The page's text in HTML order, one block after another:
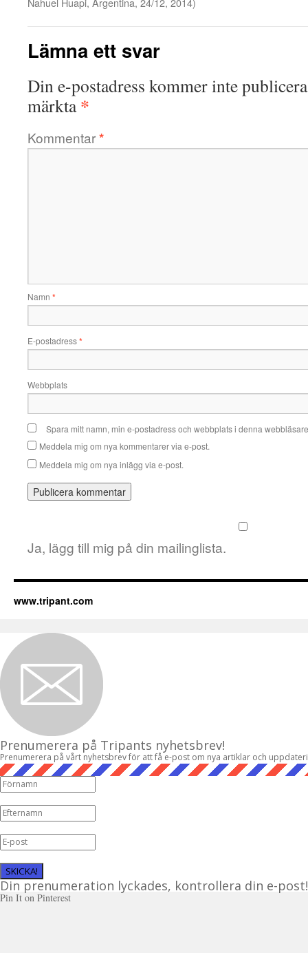
Lämna ett svar
Din e-postadress kommer inte
märkta*
Kommentar*
Namn *
E-postadress*
Webbplats
Spara mitt namn, min e-postadress och webbplats i denna
Meddela mig om nya kommentarer via e-post.
Meddela mig om nya inlägg via e-post.
Ja, lägg till mig på din mailinglista.
www.tripant.com
Prenumerera på Tripants nyhetsbrev!
Prenumerera på vårt nyhetsbrev för att få e-post om nya artiklar och
SKICKA!
Din prenumeration lyckades, kontrollera din e-post!
Pin It on Pinterest